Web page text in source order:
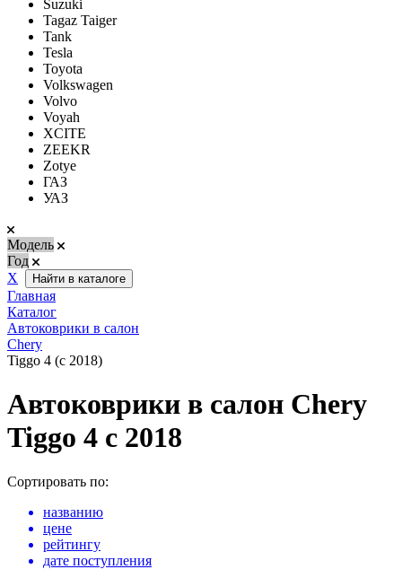
Suzuki
Tagaz Taiger
Tank
Tesla
Toyota
Volkswagen
Volvo
Voyah
XCITE
ZEEKR
Zotye
ГАЗ
УАЗ
Модель
Год
Х
Найти в каталоге
Главная
Каталог
Автоковрики в салон
Chery
Tiggo 4 (с 2018)
Автоковрики в салон Chery
Tiggo 4 с 2018
Сортировать по:
названию
цене
рейтингу
дате поступления